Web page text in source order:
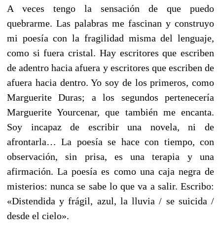
A veces tengo la sensación de que puedo
quebrarme. Las palabras me fascinan y construyo
mi poesía con la fragilidad misma del lenguaje,
como si fuera cristal. Hay escritores que escriben
de adentro hacia afuera y escritores que escriben de
afuera hacia dentro. Yo soy de los primeros, como
Marguerite Duras; a los segundos pertenecería
Marguerite Yourcenar, que también me encanta.
Soy incapaz de escribir una novela, ni de
afrontarla… La poesía se hace con tiempo, con
observación, sin prisa, es una terapia y una
afirmación. La poesía es como una caja negra de
misterios: nunca se sabe lo que va a salir. Escribo:
«Distendida y frágil, azul, la lluvia / se suicida /
desde el cielo».